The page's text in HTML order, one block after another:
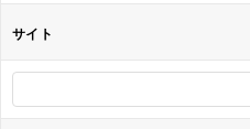
サイト